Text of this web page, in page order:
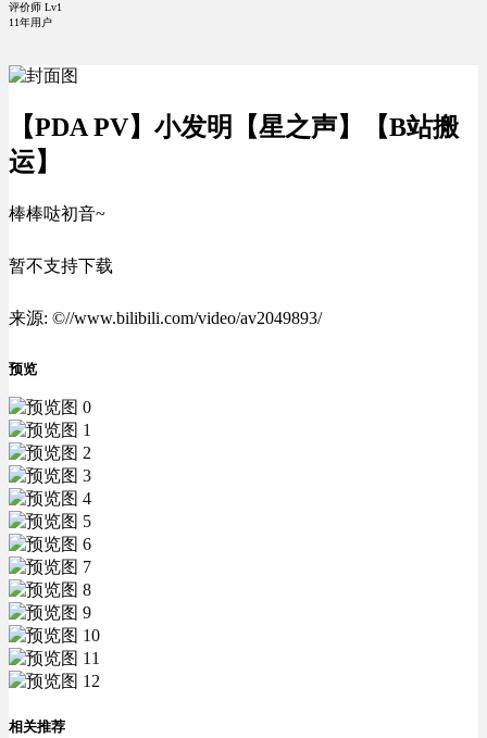
评价师 Lv1
11年用户
【PDA PV】小发明【星之声】【B站搬
运】
棒棒哒初音~
暂不支持下载
来源: ©//www.bilibili.com/video/av2049893/
预览
相关推荐